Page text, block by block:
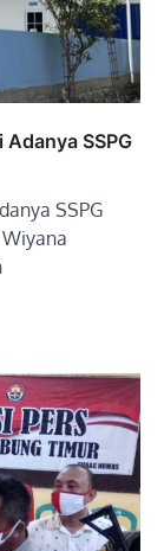
SSPG
SSPG